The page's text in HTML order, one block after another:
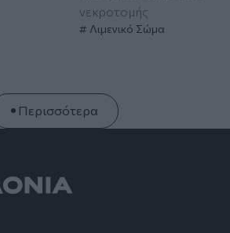
νεκροτομής
Λιμενικό Σώμα
Περισσότερα